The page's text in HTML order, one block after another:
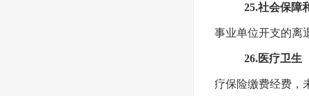
25.社会保障
事业单位开支的离
26.医疗卫生
疗保险缴费经费，